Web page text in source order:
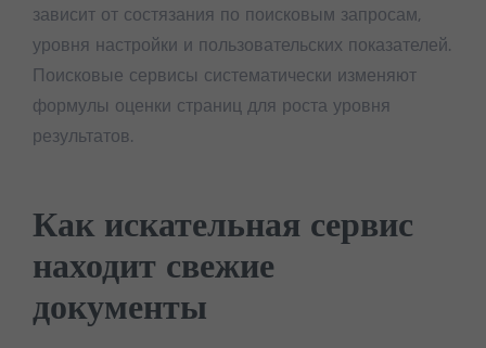
зависит от состязания по поисковым запросам,
уровня настройки и пользовательских показателей.
Поисковые сервисы систематически изменяют
формулы оценки страниц для роста уровня
результатов.
Как искательная сервис
находит свежие
документы